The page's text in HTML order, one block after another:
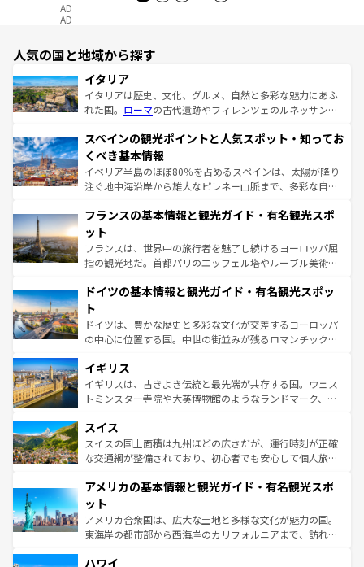
AD
AD
人気の国と地域から探す
イタリア
イタリアは歴史、文化、グルメ、自然と多彩な魅力にあふ
れた国。 ローマの古代遺跡やフィレンツェのルネッサンス
ろん、トスカーナの美しい田園風景やアマルフィ海岸の絶
景など、自然景観も見逃せない。観光の合間には、本場の
ピザやパスタなど、絶品のイタリア料理を堪能することも
できる。朝目覚めてから夜眠るまで、すべての瞬間を楽し
なお、新着のイタリア情報はコンテンツ一覧を参照してほ
しい。
スペインの観光ポイントと人気スポット・知ってお
くべき基本情報
イベリア半島のほぼ80％を占めるスペインは、太陽が降り
注ぐ地中海沿岸から雄大なピレネー山脈まで、多彩な自然
文化が根付くこの国では、情熱的なフラメンコ、熱気あふ
れる闘牛、そして美味しいタパスが生活の一部となってい
る。首都マドリードの洗練された雰囲気や、バルセロナの
アートに溢れた街角から、地方では古代ローマ遺跡や中世
せる。地方によって風土や気候が異なるスペインはその個
ンテンツ一覧 を参照してほしい。
フランスの基本情報と観光ガイド・有名観光スポ
ット
フランスは、世界中の旅行者を魅了し続けるヨーロッパ屈
指の観光地だ。首都パリのエッフェル塔やルーブル美術館
で、幅広い魅力が詰まっている。華麗な宮殿、歴史的な大
聖堂、美しいビーチ、そして豊かな自然が、訪れる者を心
から魅了する。また、フランスは美食の国としても知ら
れ、フランス料理はユネスコ無形文化遺産にも登録されて
香り高いラベンダー畑など、多彩な楽しみ方が可能だ。さ
らに、パリ以外の地域にも魅力が溢れており、どの街角に
も豊かな歴史と文化が息づいている。パリ以外の個性あふ
を参照してほしい。
ドイツの基本情報と観光ガイド・有名観光スポッ
ト
ドイツは、豊かな歴史と多彩な文化が交差するヨーロッパ
の中心に位置する国。中世の街並みが残るロマンチック街
顔を持つこの国は、どこを歩いても飽きることがない。ベ
ルリンの文化的活気、バイエルン州のアルプスの絶景、そ
してライン川沿いのワイン畑といった風景は必見。ビール
は、お酒好きな人にはぜひ体験してほしい。 なお、新着の
ドイツ情報はコンテンツ一覧を参照してほしい。
イギリス
イギリスは、古きよき伝統と最先端が共存する国。ウェス
トミンスター寺院や大英博物館のようなランドマーク、歴
リアごとに異なる魅力がある。また、優雅なアフタヌーン
ティー、ビール好きにはたまらない英国パブ、サッカー観
戦など、本場だからこそできる体験も豊富。イギリスを旅
ンツ一覧を参照してほしい。
スイス
スイスの国土面積は九州ほどの広さだが、運行時刻が正確
な交通網が整備されており、初心者でも安心して個人旅行
の建物がそのまま残る町や、スイスならではのユニークな
博物館もあり、アルプス観光だけでなく町歩きも満喫する
ことができる。国民の所得が高いため物価も高いが、旅行
者向けの交通パス提供のサービスもあり、うまく活用すれ
着のスイス情報は
アメリカの基本情報と観光ガイド・有名観光スポ
ット
アメリカ合衆国は、広大な土地と多様な文化が魅力の国。
東海岸の都市部から西海岸のカリフォルニアまで、訪れる
のような巨大都市は、観光、ショッピング、エンターテイ
ハワイ